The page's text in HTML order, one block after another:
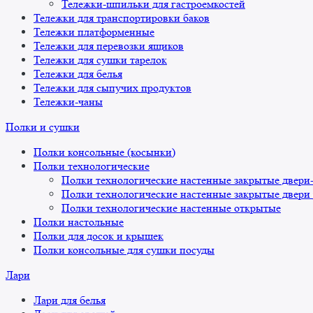
Тележки-шпильки для гастроемкостей
Тележки для транспортировки баков
Тележки платформенные
Тележки для перевозки ящиков
Тележки для сушки тарелок
Тележки для белья
Тележки для сыпучих продуктов
Тележки-чаны
Полки и сушки
Полки консольные (косынки)
Полки технологические
Полки технологические настенные закрытые
Полки технологические настенные закрытые
Полки технологические настенные открытые
Полки настольные
Полки для досок и крышек
Полки консольные для сушки посуды
Лари
Лари для белья